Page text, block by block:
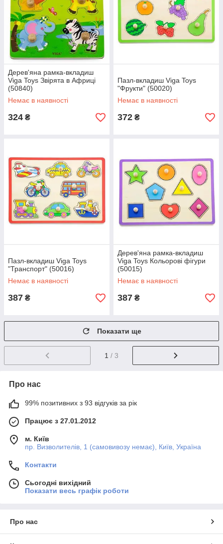
Дерев'яна рамка-вкладиш
Viga Toys Звірята в Африці
(50840)
Немає в наявності
324 ₴
Пазл-вкладиш Viga Toys
"Фрукти" (50020)
Немає в наявності
372 ₴
Пазл-вкладиш Viga Toys
"Транспорт" (50016)
Немає в наявності
387 ₴
Дерев'яна рамка-вкладиш
Viga Toys Кольорові фігури
(50015)
Немає в наявності
387 ₴
Показати ще
1 / 3
Про нас
99% позитивних з 93 відгуків за рік
Працює з 27.01.2012
м. Київ
пр. Визволителів, 1 (самовивозу немає), Київ, Україна
Контакти
Сьогодні вихідний
Показати весь графік роботи
Про нас